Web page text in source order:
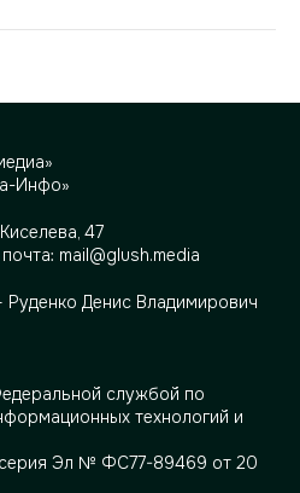
Инфо»
47
mail@glush.media
Руденко Денис Владимирович
службой по
технологий и
Эл № ФС77-89469 от 20